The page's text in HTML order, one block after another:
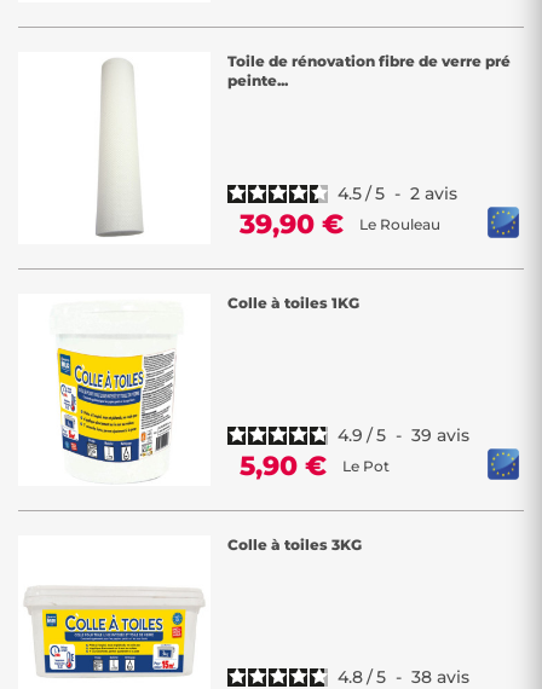
Toile de rénovation fibre de verre pré
peinte...
4.5/5 - 2 avis
39,90 € Le Rouleau
Colle à toiles 1KG
4.9 /5 - 39 avis
5,90 € Le Pot
Colle à toiles 3KG
4.8/5 - 38 avis